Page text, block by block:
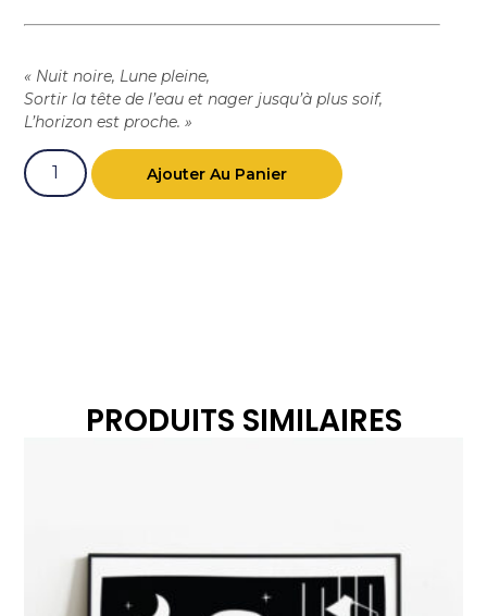
« Nuit noire, Lune pleine,
Sortir la tête de l’eau et nager jusqu’à plus soif,
L’horizon est proche. »
Ajouter Au Panier
PRODUITS SIMILAIRES